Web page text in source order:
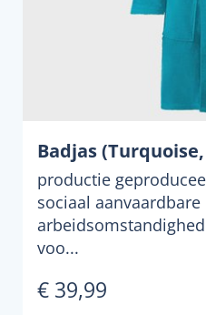
Badjas (Turquoise,
productie
sociaal aanvaardbare
voo...
€ 39,99